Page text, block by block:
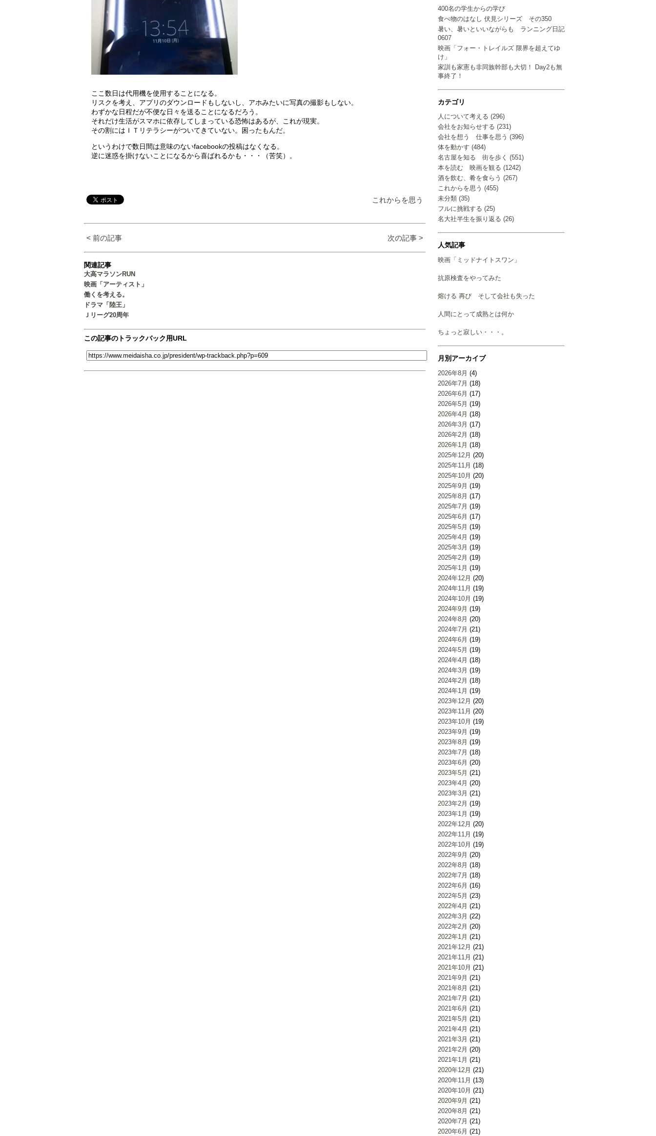
400名の学生からの学び
食べ物のはなし 伏見シリーズ その350
暑い、暑いといいながらも ランニング日記
0607
映画「フォー・トレイルズ 限界を超えてゆ
け」
家訓も家憲も非同族幹部も大切！ Day2も無
事終了！
カテゴリ
人について考える (296)
会社をお知らせする (231)
会社を想う 仕事を思う (396)
体を動かす (484)
名古屋を知る 街を歩く (551)
本を読む 映画を観る (1242)
酒を飲む、肴を食らう (267)
これからを思う (455)
未分類 (35)
フルに挑戦する (25)
名大社半生を振り返る (26)
人気記事
映画「ミッドナイトスワン」
抗原検査をやってみた
熔ける 再び そして会社も失った
人間にとって成熟とは何か
ちょっと寂しい・・・。
月別アーカイブ
2026年8月 (4)
2026年7月 (18)
2026年6月 (17)
2026年5月 (19)
2026年4月 (18)
2026年3月 (17)
2026年2月 (18)
2026年1月 (18)
2025年12月 (20)
2025年11月 (18)
2025年10月 (20)
2025年9月 (19)
2025年8月 (17)
2025年7月 (19)
2025年6月 (17)
2025年5月 (19)
2025年4月 (19)
2025年3月 (19)
2025年2月 (19)
2025年1月 (19)
2024年12月 (20)
2024年11月 (19)
2024年10月 (19)
2024年9月 (19)
2024年8月 (20)
2024年7月 (21)
2024年6月 (19)
2024年5月 (19)
2024年4月 (18)
2024年3月 (19)
2024年2月 (18)
2024年1月 (19)
2023年12月 (20)
2023年11月 (20)
2023年10月 (19)
2023年9月 (19)
2023年8月 (19)
2023年7月 (18)
2023年6月 (20)
2023年5月 (21)
2023年4月 (20)
2023年3月 (21)
2023年2月 (19)
2023年1月 (19)
2022年12月 (20)
2022年11月 (19)
2022年10月 (19)
2022年9月 (20)
2022年8月 (18)
2022年7月 (18)
2022年6月 (16)
2022年5月 (23)
2022年4月 (21)
2022年3月 (22)
2022年2月 (20)
2022年1月 (21)
2021年12月 (21)
2021年11月 (21)
2021年10月 (21)
2021年9月 (21)
2021年8月 (21)
2021年7月 (21)
2021年6月 (21)
2021年5月 (21)
2021年4月 (21)
2021年3月 (21)
2021年2月 (20)
2021年1月 (21)
2020年12月 (21)
2020年11月 (13)
2020年10月 (21)
2020年9月 (21)
2020年8月 (21)
2020年7月 (21)
2020年6月 (21)
ここ数日は代用機を使用することになる。
リスクを考え、アプリのダウンロードもしないし、アホみたいに写真の撮影もしない。
わずかな日程だが不便な日々を送ることになるだろう。
それだけ生活がスマホに依存してしまっている恐怖はあるが、これが現実。
その割にはＩＴリテラシーがついてきていない。困ったもんだ。
というわけで数日間は意味のないfacebookの投稿はなくなる。
逆に迷惑を掛けないことになるから喜ばれるかも・・・（苦笑）。
これからを思う
< 前の記事 次の記事 >
関連記事
大高マラソンRUN
映画「アーティスト」
働くを考える。
ドラマ「陸王」
Ｊリーグ20周年
この記事のトラックバック用URL